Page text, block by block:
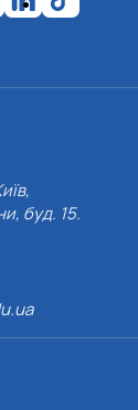
буд. 15.